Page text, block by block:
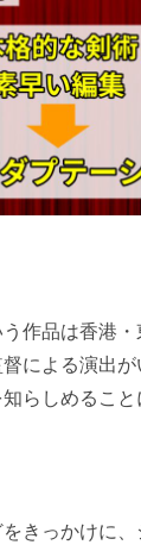
作品は香港
による演出
らしめること
きっかけに